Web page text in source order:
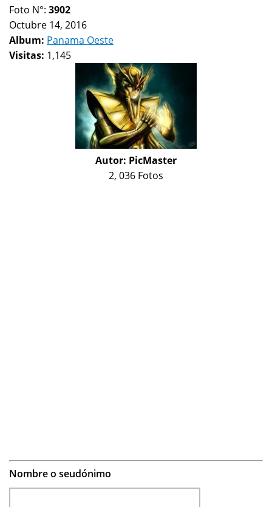
Foto N°: 3902
Octubre 14, 2016
Album: Panama Oeste
Visitas: 1,145
Autor: PicMaster
2, 036 Fotos
Nombre o seudónimo